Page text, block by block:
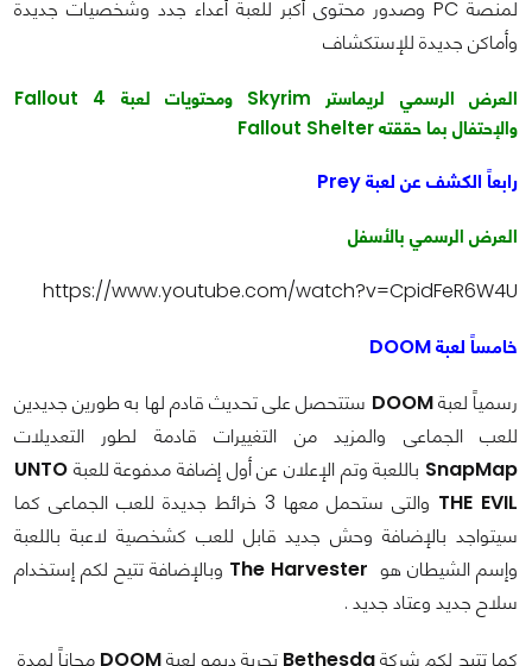
لمنصة PC وصدور محتوى أكبر للعبة أعداء جدد وشخصيات جديدة
وأماكن جديدة للإستكشاف
العرض الرسمي لريماستر Skyrim ومحتويات لعبة Fallout 4
والإحتفال بما حققته Fallout Shelter
رابعاً الكشف عن لعبة Prey
العرض الرسمي بالأسفل
https://www.youtube.com/watch?v=CpidFeR6W4U
خامساً لعبة DOOM
رسمياً لعبةDOOM ستتحصل على تحديث قادم لها به طورين جديدين
للعب الجماعى والمزيد من التغييرات قادمة لطور التعديلات
SnapMap باللعبة وتم الإعلان عن أول إضافة مدفوعة للعبة UNTO
THE EVIL
والتى ستحمل معها 3 خرائط جديدة للعب الجماعى كما
سيتواجد بالإضافة وحش جديد قابل للعب كشخصية لاعبة باللعبة
وإسم الشيطان هو The Harvester وبالإضافة تتيح لكم إستخدام
سلاح جديد وعتاد جديد .
كما تتيح لكم شركةBethesda تجربة ديمو لعبةDOOM مجاناً لمدة